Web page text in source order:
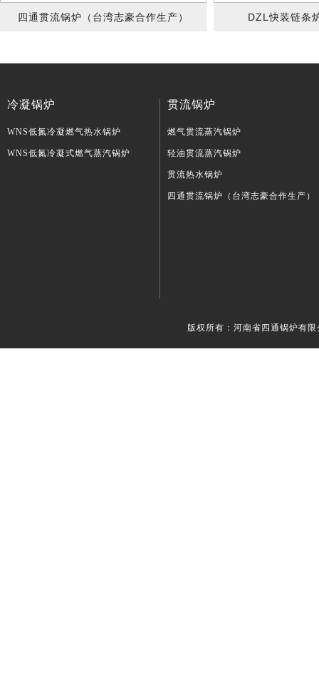
四通贯流锅炉（台湾志豪合作生产） DZL快装链条
冷凝锅炉
WNS低氮冷凝燃气热水锅炉
WNS低氮冷凝式燃气蒸汽锅炉
贯流锅炉
燃气贯流蒸汽锅炉
轻油贯流蒸汽锅炉
贯流热水锅炉
四通贯流锅炉（台湾志豪合作生产）
版权所有：河南省四通锅炉